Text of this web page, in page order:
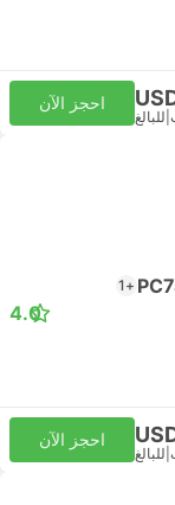
للبالغ
احجز الآن
+1
4.0
للبالغ
احجز الآن